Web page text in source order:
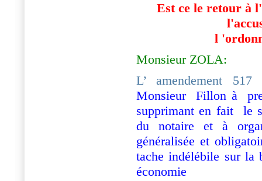
Est ce le retour à
l
Monsieur ZOLA:
L’ amendement 517
Monsieur Fillon à
supprimant en fait
le
du notaire et à
généralisée et
tache indélébile sur la
économie